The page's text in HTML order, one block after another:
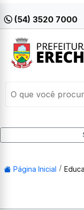
(54) 3520 7000
Página Inicial